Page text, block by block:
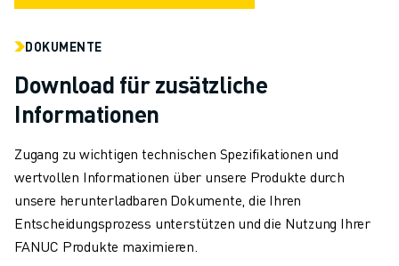
BRANCHEN-LÖSUNGEN
LÖSUNGEN FÜR DIE AUSBILDUNG
WORLDSKILLS & YOUNG TALENTS
BILDUNGSVERANSTALTUNGEN
NEWS & MEDIA
EVENTS
BILDUNGSVERANSTALTUNGEN
ÜBER FANUC
ÜBER FANUC
DOKUMENTE
Download für zusätzliche
Informationen
Zugang zu wichtigen technischen Spezifikationen und
wertvollen Informationen über unsere Produkte durch
unsere herunterladbaren Dokumente, die Ihren
Entscheidungsprozess unterstützen und die Nutzung Ihrer
FANUC Produkte maximieren.